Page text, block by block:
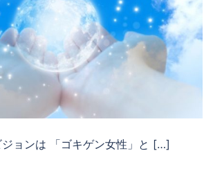
ョンは 「ゴキゲン女性」と […]